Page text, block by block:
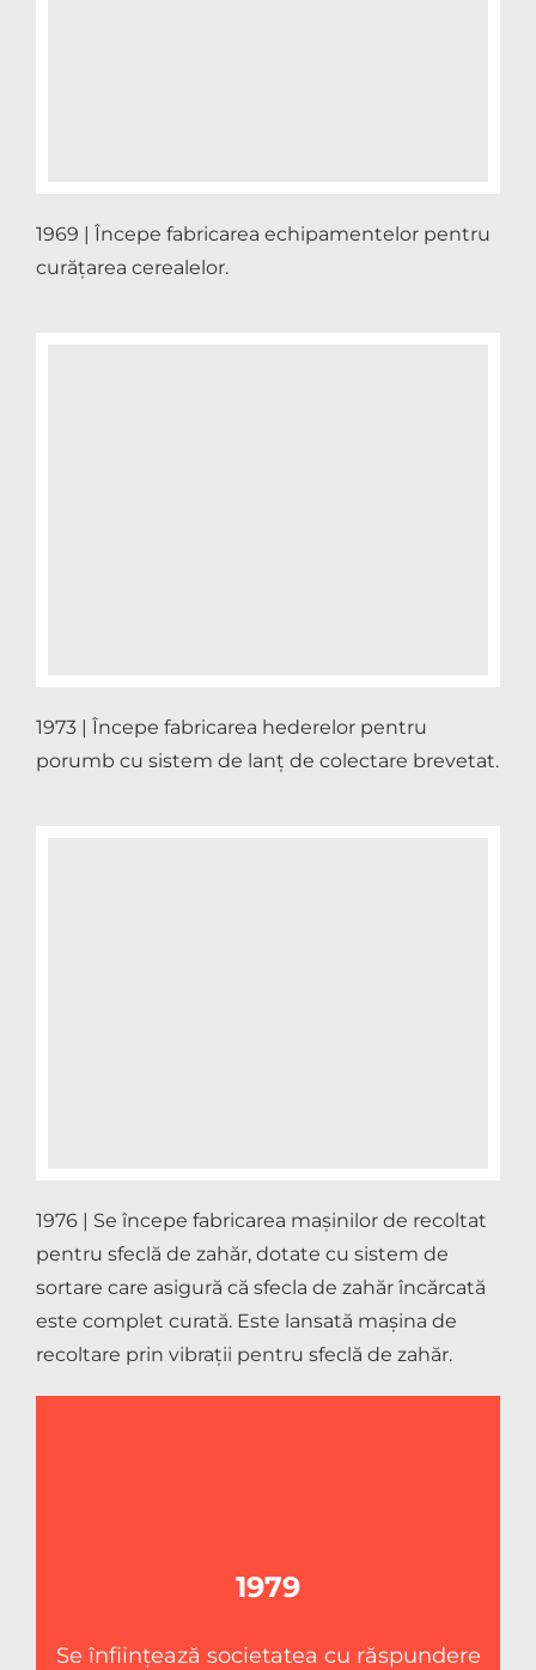
1969 | Începe fabricarea echipamentelor pentru
curățarea cerealelor.
1973 | Începe fabricarea hederelor pentru
porumb cu sistem de lanț de colectare brevetat.
1976 | Se începe fabricarea mașinilor de recoltat
pentru sfeclă de zahăr, dotate cu sistem de
sortare care asigură că sfecla de zahăr încărcată
este complet curată. Este lansată mașina de
recoltare prin vibrații pentru sfeclă de zahăr.
1979
Se înființează societatea cu răspundere